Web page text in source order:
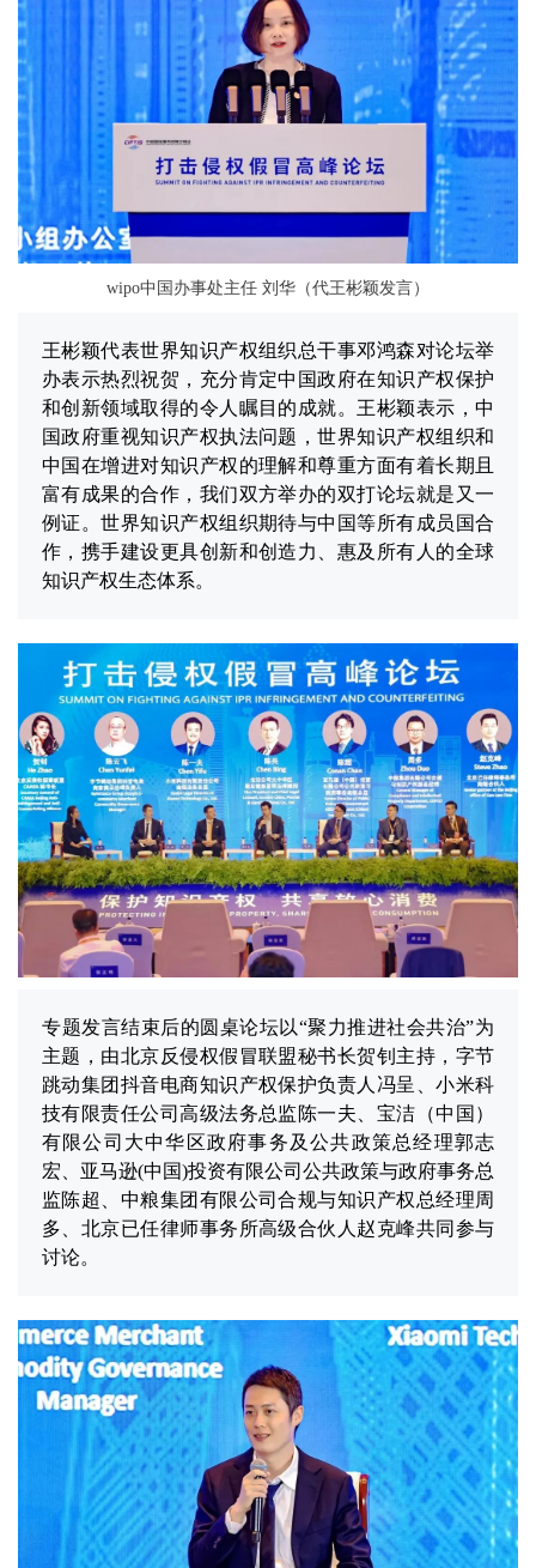
wipo中国办事处主任 刘华（代王彬颖发言）
王彬颖代表世界知识产权组织总干事邓鸿森对论坛举
办表示热烈祝贺，充分肯定中国政府在知识产权保护
和创新领域取得的令人瞩目的成就。王彬颖表示，中
国政府重视知识产权执法问题，世界知识产权组织和
中国在增进对知识产权的理解和尊重方面有着长期且
富有成果的合作，我们双方举办的双打论坛就是又一
例证。世界知识产权组织期待与中国等所有成员国合
作，携手建设更具创新和创造力、惠及所有人的全球
知识产权生态体系。
专题发言结束后的圆桌论坛以“聚力推进社会共治”为
主题，由北京反侵权假冒联盟秘书长贺钊主持，字节
跳动集团抖音电商知识产权保护负责人冯呈、小米科
技有限责任公司高级法务总监陈一夫、宝洁（中国）
有限公司大中华区政府事务及公共政策总经理郭志
宏、亚马逊(中国)投资有限公司公共政策与政府事务总
监陈超、中粮集团有限公司合规与知识产权总经理周
多、北京已任律师事务所高级合伙人赵克峰共同参与
讨论。